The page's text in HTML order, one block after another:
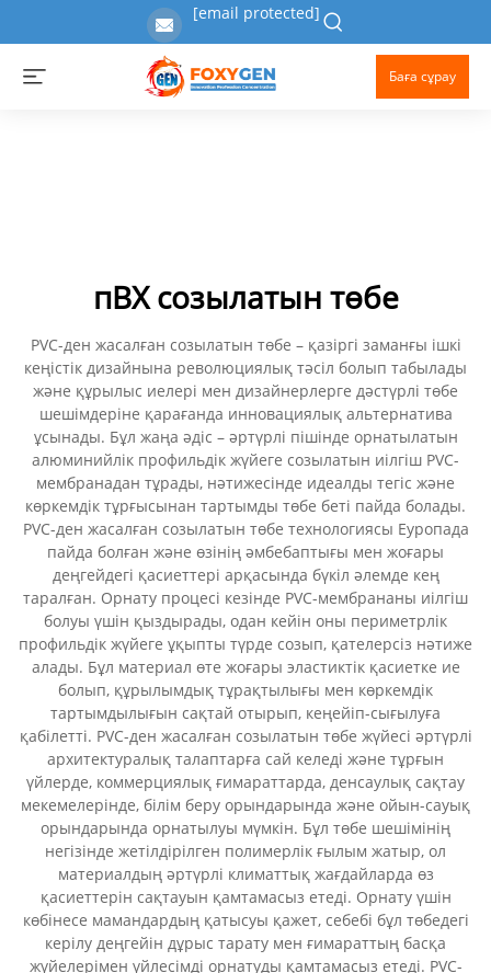
[email protected]
Баға сұрау
пВХ созылатын төбе
PVC-ден жасалған созылатын төбе – қазіргі заманғы ішкі
кеңістік дизайнына революциялық тәсіл болып табылады
және құрылыс иелері мен дизайнерлерге дәстүрлі төбе
шешімдеріне қарағанда инновациялық альтернатива
ұсынады. Бұл жаңа әдіс – әртүрлі пішінде орнатылатын
алюминийлік профильдік жүйеге созылатын иілгіш PVC-
мембранадан тұрады, нәтижесінде идеалды тегіс және
көркемдік тұрғысынан тартымды төбе беті пайда болады.
PVC-ден жасалған созылатын төбе технологиясы Еуропада
пайда болған және өзінің әмбебаптығы мен жоғары
деңгейдегі қасиеттері арқасында бүкіл әлемде кең
таралған. Орнату процесі кезінде PVC-мембрананы иілгіш
болуы үшін қыздырады, одан кейін оны периметрлік
профильдік жүйеге ұқыпты түрде созып, қателерсіз нәтиже
алады. Бұл материал өте жоғары эластиктік қасиетке ие
болып, құрылымдық тұрақтылығы мен көркемдік
тартымдылығын сақтай отырып, кеңейіп-сығылуға
қабілетті. PVC-ден жасалған созылатын төбе жүйесі әртүрлі
архитектуралық талаптарға сай келеді және тұрғын
үйлерде, коммерциялық ғимараттарда, денсаулық сақтау
мекемелерінде, білім беру орындарында және ойын-сауық
орындарында орнатылуы мүмкін. Бұл төбе шешімінің
негізінде жетілдірілген полимерлік ғылым жатыр, ол
материалдың әртүрлі климаттық жағдайларда өз
қасиеттерін сақтауын қамтамасыз етеді. Орнату үшін
көбінесе мамандардың қатысуы қажет, себебі бұл төбедегі
керілу деңгейін дұрыс тарату мен ғимараттың басқа
жүйелерімен үйлесімді орнатуды қамтамасыз етеді. PVC-